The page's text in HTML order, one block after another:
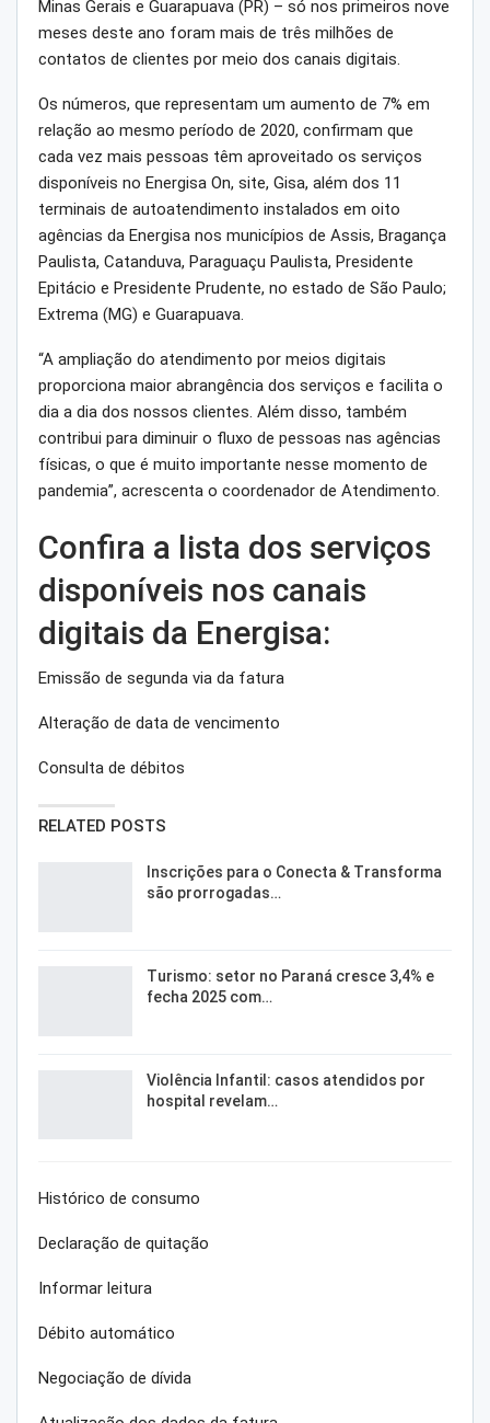
Minas Gerais e Guarapuava (PR) – só nos primeiros nove
meses deste ano foram mais de três milhões de
contatos de clientes por meio dos canais digitais.
Os números, que representam um aumento de 7% em
relação ao mesmo período de 2020, confirmam que
cada vez mais pessoas têm aproveitado os serviços
disponíveis no Energisa On, site, Gisa, além dos 11
terminais de autoatendimento instalados em oito
agências da Energisa nos municípios de Assis, Bragança
Paulista, Catanduva, Paraguaçu Paulista, Presidente
Epitácio e Presidente Prudente, no estado de São Paulo;
Extrema (MG) e Guarapuava.
“A ampliação do atendimento por meios digitais
proporciona maior abrangência dos serviços e facilita o
dia a dia dos nossos clientes. Além disso, também
contribui para diminuir o fluxo de pessoas nas agências
físicas, o que é muito importante nesse momento de
pandemia”, acrescenta o coordenador de Atendimento.
Confira a lista dos serviços
disponíveis nos canais
digitais da Energisa:
Emissão de segunda via da fatura
Alteração de data de vencimento
Consulta de débitos
RELATED POSTS
Inscrições para o Conecta & Transforma
são prorrogadas…
Turismo: setor no Paraná cresce 3,4% e
fecha 2025 com…
Violência Infantil: casos atendidos por
hospital revelam…
Histórico de consumo
Declaração de quitação
Informar leitura
Débito automático
Negociação de dívida